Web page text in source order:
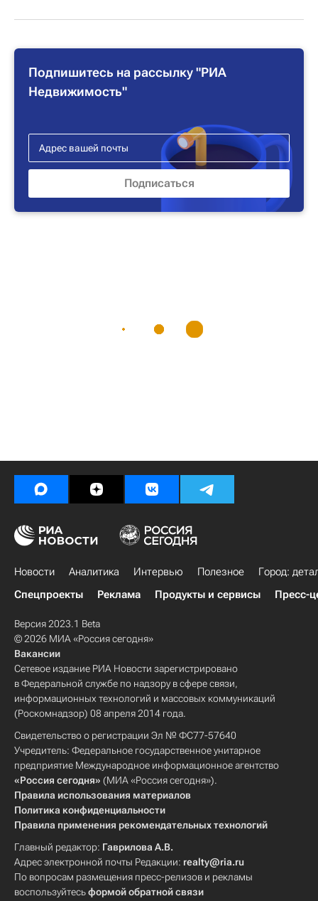
Подпишитесь на рассылку "РИА
Недвижимость"
Новости Аналитика Интервью Полезное
Город:
Спецпроекты
Реклама Продукты и сервисы Пресс-
Версия 2023.1 Beta
© 2026 МИА «Россия сегодня»
Вакансии
Сетевое издание РИА Новости зарегистрировано
в Федеральной службе по надзору в сфере связи,
информационных технологий и массовых коммуникаций
(Роскомнадзор) 08 апреля 2014 года.
Свидетельство о регистрации Эл № ФС77-57640
Учредитель: Федеральное государственное унитарное
предприятие Международное информационное агентство
«Россия сегодня» (МИА «Россия сегодня»).
Правила использования материалов
Политика конфиденциальности
Правила применения рекомендательных технологий
Главный редактор: Гаврилова А.В.
Адрес электронной почты Редакции: realty@ria.ru
По вопросам размещения пресс-релизов и рекламы
воспользуйтесьформой обратной связи